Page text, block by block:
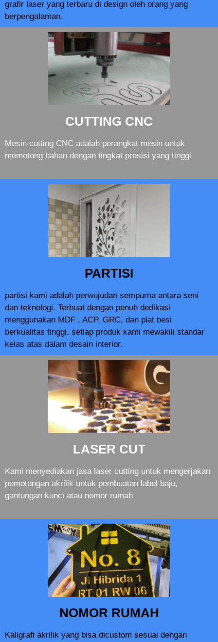
grafir laser yang terbaru di design oleh orang yang
berpengalaman.
CUTTING CNC
Mesin cutting CNC adalah perangkat mesin untuk
memotong bahan dengan tingkat presisi yang tinggi
PARTISI
partisi kami adalah perwujudan sempurna antara seni
dan teknologi. Terbuat dengan penuh dedikasi
menggunakan MDF , ACP, GRC, dan plat besi
berkualitas tinggi, setiap produk kami mewakili standar
kelas atas dalam desain interior.
LASER CUT
Kami menyediakan jasa laser cutting untuk mengerjakan
pemotongan akrilik untuk pembuatan label baju,
gantungan kunci atau nomor rumah
NOMOR RUMAH
Kaligrafi akrilik yang bisa dicustom sesuai dengan